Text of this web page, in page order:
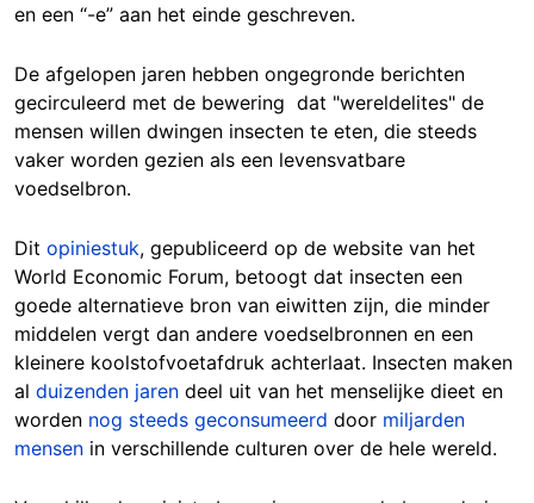
en een “-e” aan het einde geschreven.
De afgelopen jaren hebben ongegronde berichten
gecirculeerd met de bewering dat "wereldelites" de
mensen willen dwingen insecten te eten, die steeds
vaker worden gezien als een levensvatbare
voedselbron.
Dit opiniestuk, gepubliceerd op de website van het
World Economic Forum, betoogt dat insecten een
goede alternatieve bron van eiwitten zijn, die minder
middelen vergt dan andere voedselbronnen en een
kleinere koolstofvoetafdruk achterlaat. Insecten maken
al duizenden jaren deel uit van het menselijke dieet en
worden nog steeds geconsumeerd door miljarden
mensen in verschillende culturen over de hele wereld.